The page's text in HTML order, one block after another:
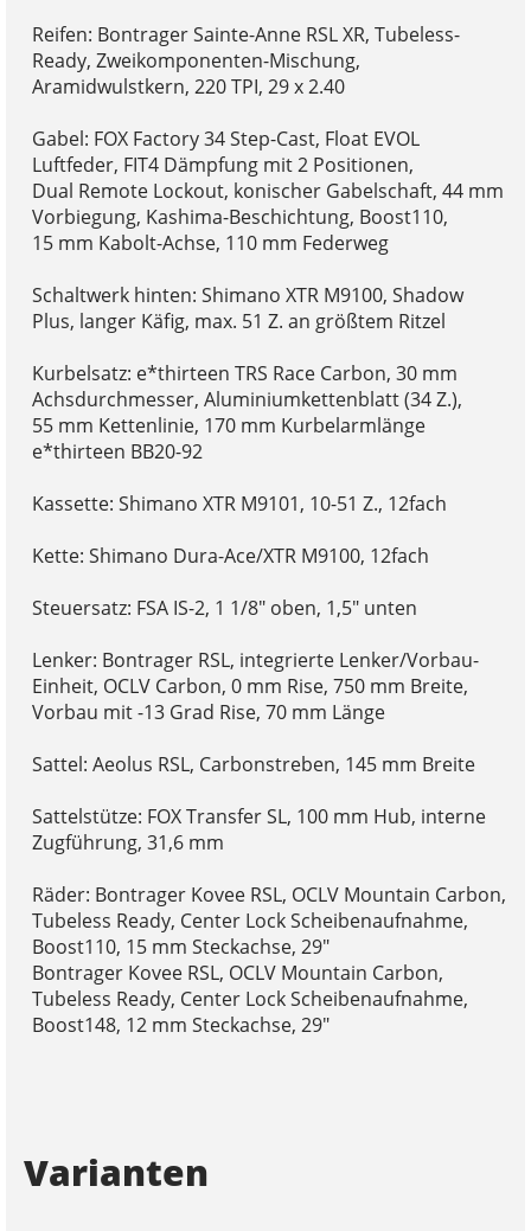
Reifen: Bontrager Sainte-Anne RSL XR, Tubeless-
Ready, Zweikomponenten-Mischung,
Aramidwulstkern, 220 TPI, 29 x 2.40
Gabel: FOX Factory 34 Step-Cast, Float EVOL
Luftfeder, FIT4 Dämpfung mit 2 Positionen,
Dual Remote Lockout, konischer Gabelschaft, 44 mm
Vorbiegung, Kashima-Beschichtung, Boost110,
15 mm Kabolt-Achse, 110 mm Federweg
Schaltwerk hinten: Shimano XTR M9100, Shadow
Plus, langer Käfig, max. 51 Z. an größtem Ritzel
Kurbelsatz: e*thirteen TRS Race Carbon, 30 mm
Achsdurchmesser, Aluminiumkettenblatt (34 Z.),
55 mm Kettenlinie, 170 mm Kurbelarmlänge
e*thirteen BB20-92
Kassette: Shimano XTR M9101, 10-51 Z., 12fach
Kette: Shimano Dura-Ace/XTR M9100, 12fach
Steuersatz: FSA IS-2, 1 1/8" oben, 1,5" unten
Lenker: Bontrager RSL, integrierte Lenker/Vorbau-
Einheit, OCLV Carbon, 0 mm Rise, 750 mm Breite,
Vorbau mit -13 Grad Rise, 70 mm Länge
Sattel: Aeolus RSL, Carbonstreben, 145 mm Breite
Sattelstütze: FOX Transfer SL, 100 mm Hub, interne
Zugführung, 31,6 mm
Räder: Bontrager Kovee RSL, OCLV Mountain Carbon,
Tubeless Ready, Center Lock Scheibenaufnahme,
Boost110, 15 mm Steckachse, 29"
Bontrager Kovee RSL, OCLV Mountain Carbon,
Tubeless Ready, Center Lock Scheibenaufnahme,
Boost148, 12 mm Steckachse, 29"
Varianten